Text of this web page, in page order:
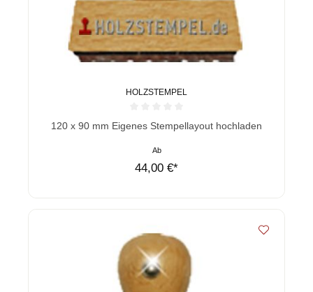
HOLZSTEMPEL
Durchschnittliche Bewertung von 0 von 5 Sternen
120 x 90 mm Eigenes Stempellayout hochladen
Ab
44,00 €*